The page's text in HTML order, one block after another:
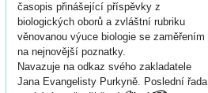
časopis přinášející příspěvky z
biologických oborů a zvláštní rubriku
věnovanou výuce biologie se zaměřením
na nejnovější poznatky.
Navazuje na odkaz svého zakladatele
Jana Evangelisty Purkyně. Poslední řada